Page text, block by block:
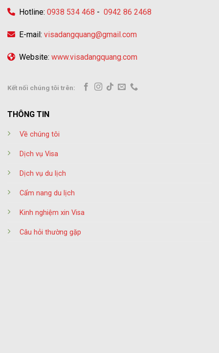
Hotline: 0938 534 468 - 0942 86 2468
E-mail: visadangquang@gmail.com
Website: www.visadangquang.com
Kết nối chúng tôi trên:
THÔNG TIN
Về chúng tôi
Dịch vụ Visa
Dịch vụ du lịch
Cẩm nang du lịch
Kinh nghiệm xin Visa
Câu hỏi thường gặp